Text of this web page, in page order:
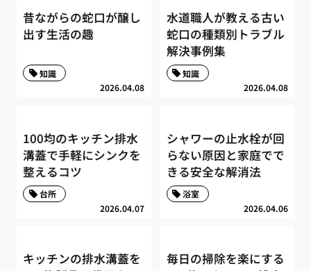
昔ながらの蛇口が醸し
出す生活の趣
2026.04.08
知識
水道職人が教える古い
蛇口の種類別トラブル
解決事例集
2026.04.08
知識
100均のキッチン排水
溝蓋で手軽にシンクを
整えるコツ
2026.04.07
台所
シャワーの止水栓が回
らない原因と家庭でで
きる安全な解消法
2026.04.06
浴室
キッチンの排水溝蓋を
毎日の掃除を楽にする